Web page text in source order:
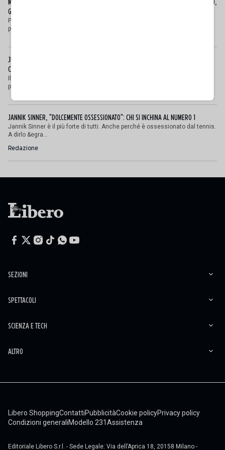
MALDINI VUOTA IL SACCO: "COSA È SUCCESSO DAVVERO CON LA NAZIONALE, MALAGÒ,
GUARDIOLA E PIRLO"
Paolo Maldini ha raccontato al Corriere della Sera i motivi che lo hanno
portato a lasciare l’incarico di direttor...
JUVE-INTER, ALESSANDRO BASTONI SCARAVENTA A TERRA ZHEGROVA: RISSA IN
CAMPO
Il primo derby d'Italia della stagione ha dato le stesse indicazioni di quella
passato: nel big match estivo l'...
JANNIK SINNER, "DOLCEMENTE OSSESSIONATO": CHI SI INCHINA AL NUMERO 1
Jannik Sinner è il più forte di tutti. Anche perché è ossessionato dal tennis.
A dirlo &egra...
Redazione
SEZIONI
SPETTACOLI
SCIENZA E TECH
ALTRO
Libero ShoppingContattiPubblicitàCookie policyPrivacy policy
Condizioni generaliModello 231Assistenza
Editoriale Libero S.r.l. - Sede Legale: Via dell’Aprica 18, 20158 Milano -